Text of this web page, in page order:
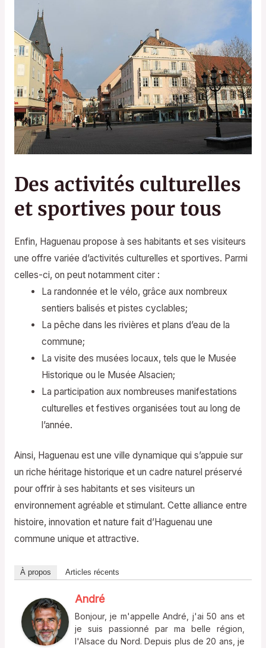
Des activités culturelles
et sportives pour tous
Enfin, Haguenau propose à ses habitants et ses visiteurs
une offre variée d’activités culturelles et sportives. Parmi
celles-ci, on peut notamment citer :
La randonnée et le vélo, grâce aux nombreux
sentiers balisés et pistes cyclables;
La pêche dans les rivières et plans d’eau de la
commune;
La visite des musées locaux, tels que le Musée
Historique ou le Musée Alsacien;
La participation aux nombreuses manifestations
culturelles et festives organisées tout au long de
l’année.
Ainsi, Haguenau est une ville dynamique qui s’appuie sur
un riche héritage historique et un cadre naturel préservé
pour offrir à ses habitants et ses visiteurs un
environnement agréable et stimulant. Cette alliance entre
histoire, innovation et nature fait d’Haguenau une
commune unique et attractive.
À propos Articles récents
André
Bonjour, je m'appelle André, j'ai 50 ans et
je suis passionné par ma belle région,
l'Alsace du Nord. Depuis plus de 20 ans, je